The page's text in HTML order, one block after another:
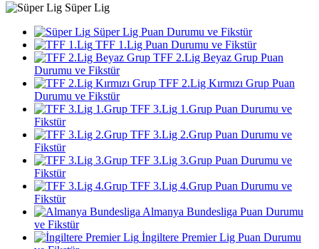
Süper Lig
Süper Lig Puan Durumu ve Fikstür
TFF 1.Lig Puan Durumu ve Fikstür
TFF 2.Lig Beyaz Grup Puan
Durumu ve Fikstür
TFF 2.Lig Kırmızı Grup Puan
Durumu ve Fikstür
TFF 3.Lig 1.Grup Puan Durumu ve
Fikstür
TFF 3.Lig 2.Grup Puan Durumu ve
Fikstür
TFF 3.Lig 3.Grup Puan Durumu ve
Fikstür
TFF 3.Lig 4.Grup Puan Durumu ve
Fikstür
Almanya Bundesliga Puan Durumu
ve Fikstür
İngiltere Premier Lig Puan Durumu